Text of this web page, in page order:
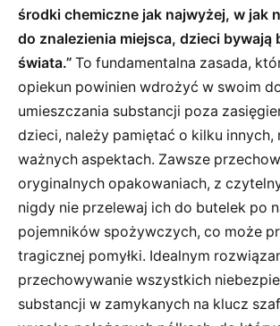
środki chemiczne jak najwyżej, w jak
do znalezienia miejsca, dzieci bywają
świata.” To fundamentalna zasada,
opiekun powinien wdrożyć w swoim
umieszczania substancji poza
dzieci, należy pamiętać o kilku innych,
ważnych aspektach. Zawsze
oryginalnych opakowaniach, z
nigdy nie przelewaj ich do butelek po
pojemników spożywczych, co może
tragicznej pomyłki. Idealnym
przechowywanie wszystkich
substancji w zamykanych na klucz